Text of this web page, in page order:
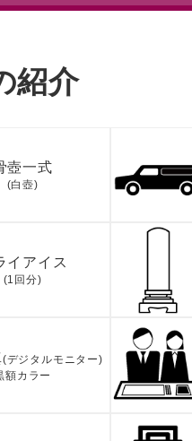
紹介
壺一式
(白壺)
イアイス
(1回分)
(デジタルモニター)
額カラー